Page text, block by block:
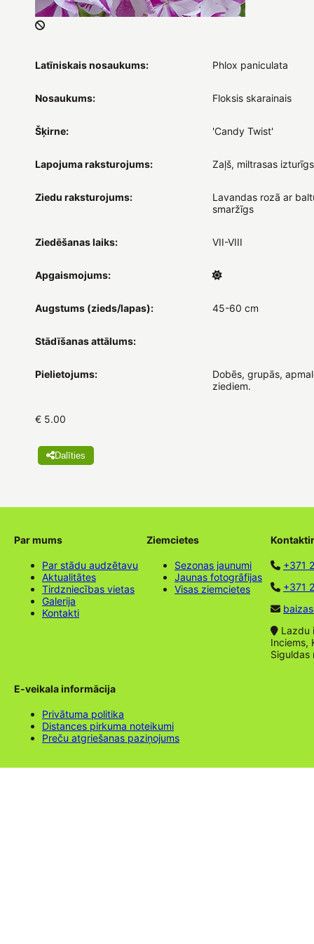
Latīniskais nosaukums: Phlox paniculata
Nosaukums: Floksis skarainais
Šķirne: 'Candy Twist'
Lapojuma raksturojums: Zaļš, miltrasas izturīgs
Ziedu raksturojums:
Lavandas rozā ar
smaržīgs
Ziedēšanas laiks: VII-VIII
Apgaismojums:
Augstums (zieds/lapas): 45-60 cm
Stādīšanas attālums:
Pielietojums:
Dobēs, grupās,
ziediem.
€ 5.00
Dalīties
Par mums
Par stādu audzētavu
Aktualitātes
Tirdzniecības vietas
Galerija
Kontakti
Ziemcietes
Sezonas jaunumi
Jaunas fotogrāfijas
Visas ziemcietes
+371
+371
Lazdu
Inciems,
Siguldas
E-veikala informācija
Privātuma politika
Distances pirkuma noteikumi
Preču atgriešanas paziņojums